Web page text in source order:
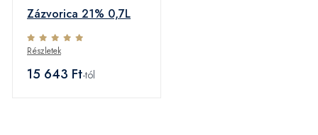
Zázvorica 21% 0,7L
Részletek
15 643 Ft-tól